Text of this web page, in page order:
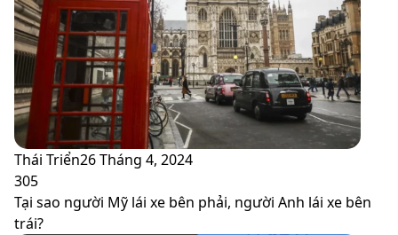
Thái Triển26 Tháng 4, 2024
305
Tại sao người Mỹ lái xe bên phải, người Anh lái xe bên
trái?